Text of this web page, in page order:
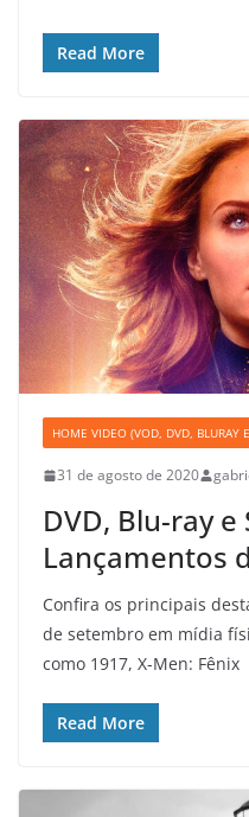
Read More
HOME VIDEO (VOD, DVD, BLURAY
31 de agosto de 2020
DVD, Blu-ray
Lançamentos
Confira os principais
de setembro em mídia
como 1917, X-Men: Fênix
Read More